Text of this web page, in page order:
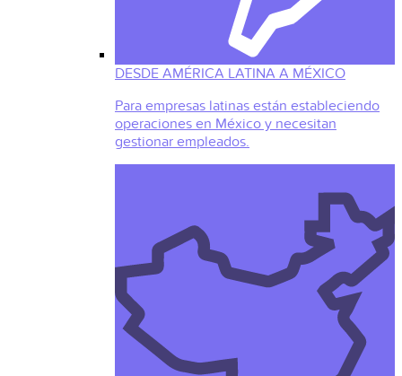
DESDE AMÉRICA LATINA A MÉXICO
Para empresas latinas están estableciendo
operaciones en México y necesitan
gestionar empleados.